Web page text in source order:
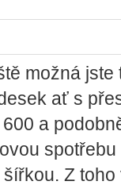
možná
ať s
a
Z